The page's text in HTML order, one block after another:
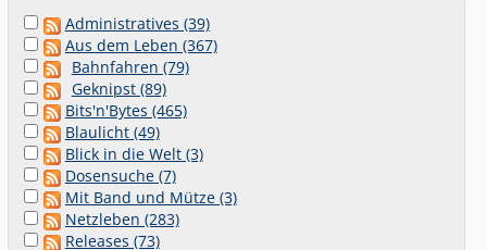
Administratives (39)
Aus dem Leben (367)
Bahnfahren (79)
Geknipst (89)
Bits'n'Bytes (465)
Blaulicht (49)
Blick in die Welt (3)
Dosensuche (7)
Mit Band und Mütze (3)
Netzleben (283)
Releases (73)